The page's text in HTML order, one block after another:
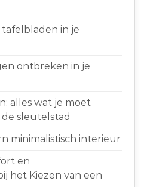
in je
ontbreken in je
alles wat je moet
sleutelstad
minimalistisch interieur
en
het Kiezen van een